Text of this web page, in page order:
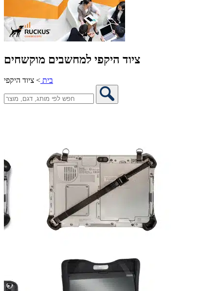
ציוד היקפי למחשבים מוקשחים
בית > ציוד היקפי